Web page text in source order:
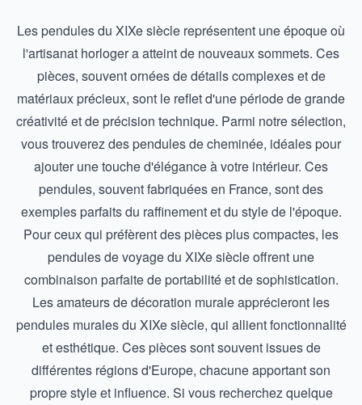
Les pendules du XIXe siècle représentent une époque où
l'artisanat horloger a atteint de nouveaux sommets. Ces
pièces, souvent ornées de détails complexes et de
matériaux précieux, sont le reflet d'une période de grande
créativité et de précision technique. Parmi notre sélection,
vous trouverez des pendules de cheminée, idéales pour
ajouter une touche d'élégance à votre intérieur. Ces
pendules, souvent fabriquées en France, sont des
exemples parfaits du raffinement et du style de l'époque.
Pour ceux qui préfèrent des pièces plus compactes, les
pendules de voyage du XIXe siècle offrent une
combinaison parfaite de portabilité et de sophistication.
Les amateurs de décoration murale apprécieront les
pendules murales du XIXe siècle, qui allient fonctionnalité
et esthétique. Ces pièces sont souvent issues de
différentes régions d'Europe, chacune apportant son
propre style et influence. Si vous recherchez quelque